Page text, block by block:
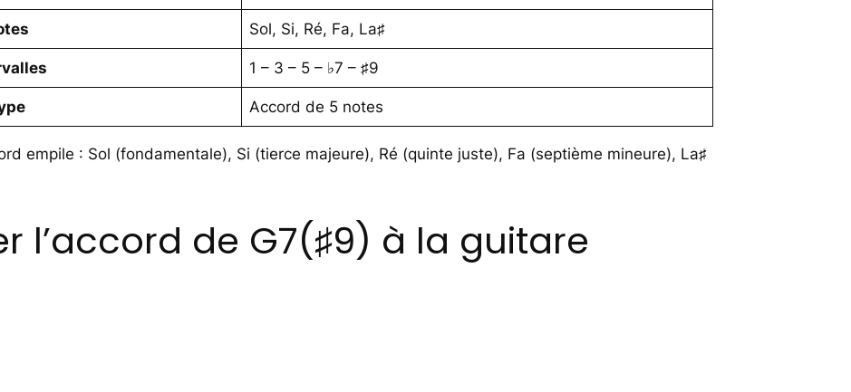
Sol, Si, Ré, Fa, La♯
1 – 3 – 5 – ♭7 – ♯9
Accord de 5 notes
empile : Sol (fondamentale), Si (tierce majeure), Ré (quinte juste), Fa (septième mineure), La♯
l’accord de G7(♯9) à la guitare